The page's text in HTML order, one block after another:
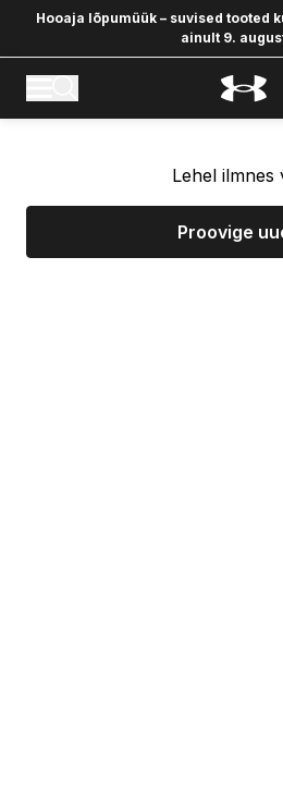
Hooaja lõpumüük – suvised tooted
ainult 9.
Lehel ilmnes
Proovige